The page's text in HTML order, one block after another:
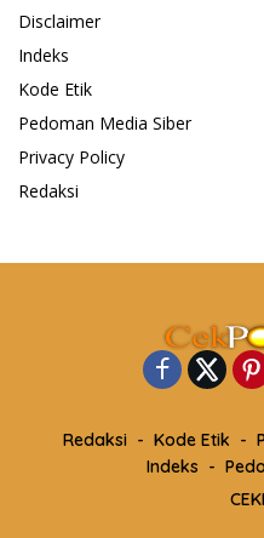
Disclaimer
Indeks
Kode Etik
Pedoman Media Siber
Privacy Policy
Redaksi
Redaksi Kode Etik
Indeks